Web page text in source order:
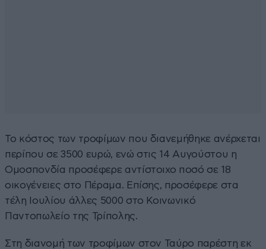
Το κόστος των τροφίμων που διανεμήθηκε ανέρχεται
περίπου σε 3500 ευρώ, ενώ στις 14 Αυγούστου η
Ομοσπονδία προσέφερε αντίστοιχο ποσό σε 18
οικογένειες στο Πέραμα. Επίσης, προσέφερε στα
τέλη Ιουλίου άλλες 5000 στο Κοινωνικό
Παντοπωλείο της Τρίπολης.
Στη διανομή των τροφίμων στον Ταύρο παρέστη εκ